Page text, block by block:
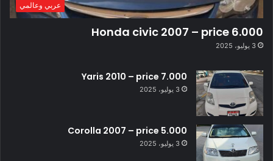
عربي وعالمي
Honda civic 2007 – price 6.000
3 يوليو، 2025
Yaris 2010 – price 7.000
3 يوليو، 2025
Corolla 2007 – price 5.000
3 يوليو، 2025